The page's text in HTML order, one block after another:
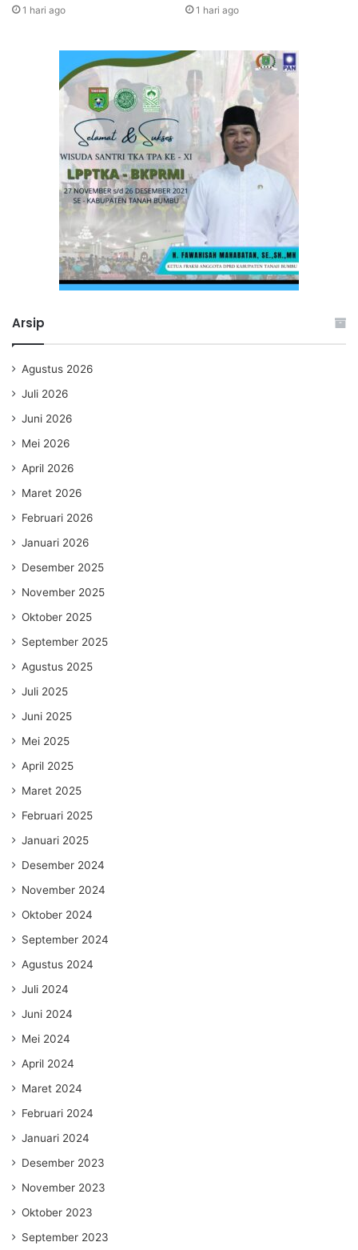
1 hari ago 1 hari ago
Arsip
Agustus 2026
Juli 2026
Juni 2026
Mei 2026
April 2026
Maret 2026
Februari 2026
Januari 2026
Desember 2025
November 2025
Oktober 2025
September 2025
Agustus 2025
Juli 2025
Juni 2025
Mei 2025
April 2025
Maret 2025
Februari 2025
Januari 2025
Desember 2024
November 2024
Oktober 2024
September 2024
Agustus 2024
Juli 2024
Juni 2024
Mei 2024
April 2024
Maret 2024
Februari 2024
Januari 2024
Desember 2023
November 2023
Oktober 2023
September 2023